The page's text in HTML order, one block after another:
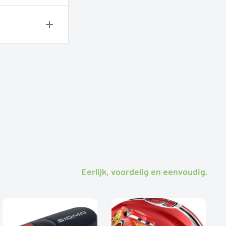
Wij
Eerlijk, voordelig en eenvoudig.